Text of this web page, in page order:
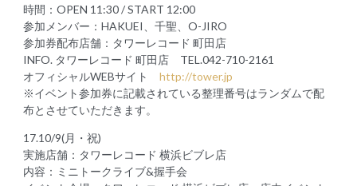
時間：OPEN 11:30 / START 12:00
参加メンバー：HAKUEI、千聖、O-JIRO
参加券配布店舗：タワーレコード 町田店
INFO. タワーレコード 町田店 TEL.042-710-2161
オフィシャルWEBサイト http://tower.jp
※イベント参加券に記載されている整理番号はランダムで配
布とさせていただきます。
17.10/9(月・祝)
実施店舗：タワーレコード 横浜ビブレ店
内容：ミニトークライブ&握手会